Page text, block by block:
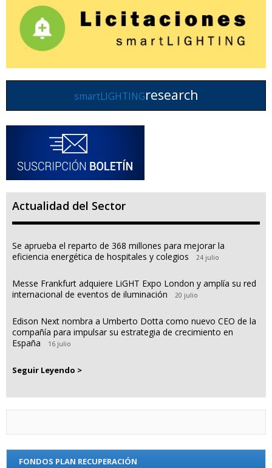
smartLIGHTINGresearch
Actualidad del Sector
Se aprueba el reparto de 368 millones para mejorar la
eficiencia energética de hospitales y colegios
24 julio
Messe Frankfurt adquiere LiGHT Expo London y amplía su red
internacional de eventos de iluminación
20 julio
Edison Next nombra a Umberto Dotta como nuevo CEO de la
compañía para impulsar su estrategia de crecimiento en
España
16 julio
Seguir Leyendo >
FONDOS PLAN RECUPERACIÓN